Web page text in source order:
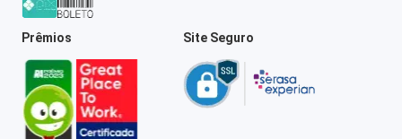
Prêmios Site Seguro